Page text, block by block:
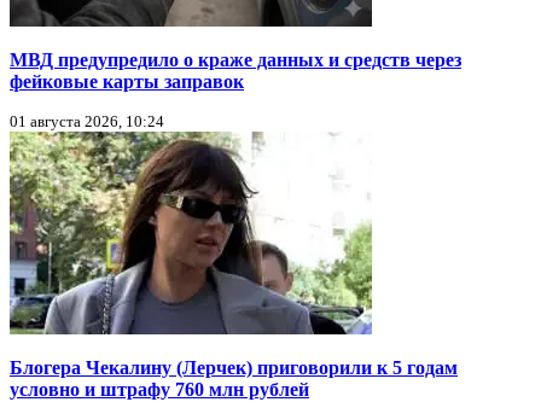
МВД предупредило о краже данных и средств через
фейковые карты заправок
01 августа 2026, 10:24
Блогера Чекалину (Лерчек) приговорили к 5 годам
условно и штрафу 760 млн рублей